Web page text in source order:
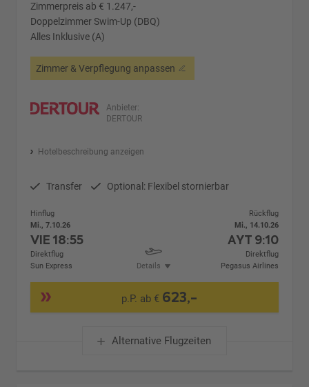
Zimmerpreis ab € 1.247,-
Doppelzimmer Swim-Up (DBQ)
Alles Inklusive (A)
Zimmer & Verpflegung anpassen
Anbieter:
DERTOUR
Hotelbeschreibung anzeigen
Transfer Optional: Flexibel stornierbar
Hinflug
Mi., 7.10.26
VIE18:55
Direktflug
Sun Express
Details
Rückflug
Mi., 14.10.26
AYT 9:10
Direktflug
Pegasus Airlines
p.P. ab € 623,-
Alternative Flugzeiten